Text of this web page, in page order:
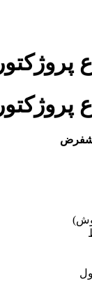
پروژکتور
پروژکتور